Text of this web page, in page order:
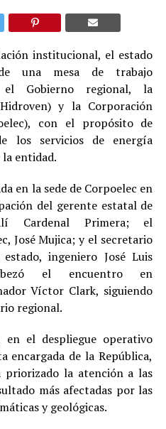
institucional, el estado
una mesa de trabajo
Gobierno regional, la
y la Corporación
con el propósito de
los servicios de energía
entidad.
en la sede de Corpoelec en
del gerente estatal de
Cardenal Primera; el
José Mujica; y el secretario
ingeniero José Luis
el encuentro en
Víctor Clark, siguiendo
regional.
el despliegue operativo
encargada de la República,
priorizado la atención a las
más afectadas por las
y geológicas.